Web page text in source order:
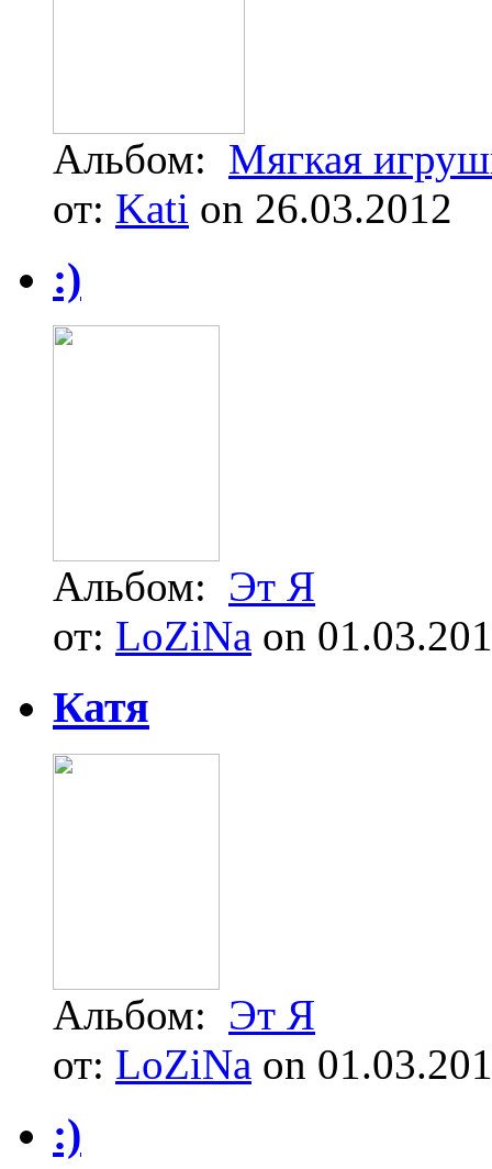
Альбом: Мягкая
от: Kati on 26.03.2012
:)
Альбом: Эт Я
от: LoZiNa on
Катя
Альбом: Эт Я
от: LoZiNa on
:)